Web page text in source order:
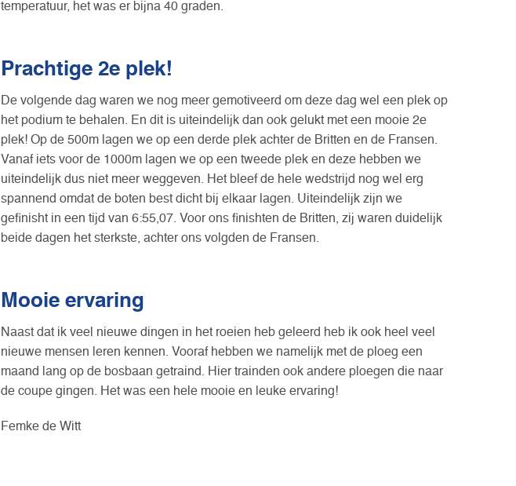
temperatuur, het was er bijna 40 graden.
Prachtige 2e plek!
De volgende dag waren we nog meer gemotiveerd om deze dag wel een plek op
het podium te behalen. En dit is uiteindelijk dan ook gelukt met een mooie 2e
plek! Op de 500m lagen we op een derde plek achter de Britten en de Fransen.
Vanaf iets voor de 1000m lagen we op een tweede plek en deze hebben we
uiteindelijk dus niet meer weggeven. Het bleef de hele wedstrijd nog wel erg
spannend omdat de boten best dicht bij elkaar lagen. Uiteindelijk zijn we
gefinisht in een tijd van 6:55,07. Voor ons finishten de Britten, zij waren duidelijk
beide dagen het sterkste, achter ons volgden de Fransen.
Mooie ervaring
Naast dat ik veel nieuwe dingen in het roeien heb geleerd heb ik ook heel veel
nieuwe mensen leren kennen. Vooraf hebben we namelijk met de ploeg een
maand lang op de bosbaan getraind. Hier trainden ook andere ploegen die naar
de coupe gingen. Het was een hele mooie en leuke ervaring!
Femke de Witt